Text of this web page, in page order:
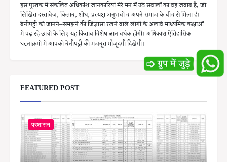
इस पुस्तक में संकलित अधिकांश जानकारियां मेरे मन में उठे सवालों का वह जवाब है, जो
लिखित दस्तावेज, किताब, शोध, प्रत्यक्ष अनुभवों व अपने समाज के बीच से मिला है।
बेनीपट्टी को जानने–समझने की जिज्ञासा रखने वाले लोगों के अलावे माध्यमिक कक्षाओं
में पढ़ रहे छात्रों के लिए यह किताब विशेष ज्ञान वर्धक होगी। अधिकांश ऐतिहासिक
घटनाक्रमों में आपको बेनीपट्टी की मजबूत मौजूदगी दिखेगी।
FEATURED POST
प्रशासन